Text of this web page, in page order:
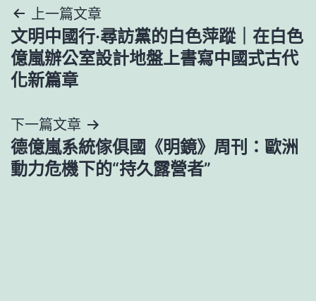
文
章
導
覽
上一篇文章
文明中國行·尋訪黨的白色萍蹤｜在白色
億嵐辦公室設計地盤上書寫中國式古代
化新篇章
下一篇文章
德億嵐系統傢俱國《明鏡》周刊：歐洲
動力危機下的“持久露營者”